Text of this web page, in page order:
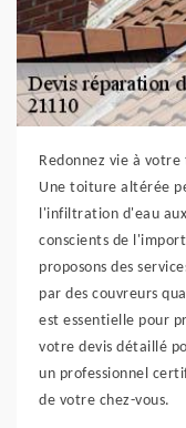
Redonnez vie à
Une toiture altérée
l'infiltration d'eau
conscients de
proposons des
par des couvreurs
est essentielle pour
votre devis détaillé
un professionnel
de votre chez-vous.